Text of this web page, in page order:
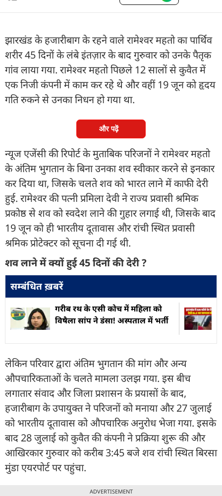
झारखंड के हजारीबाग के रहने वाले रामेश्वर महतो का पार्थिव
शरीर 45 दिनों के लंबे इंतज़ार के बाद गुरुवार को उनके पैतृक
गांव लाया गया. रामेश्वर महतो पिछले 12 सालों से कुवैत में
एक निजी कंपनी में काम कर रहे थे और वहीं 19 जून को हृदय
गति रुकने से उनका निधन हो गया था.
और पढ़ें
न्यूज एजेंसी की रिपोर्ट के मुताबिक परिजनों ने रामेश्वर महतो
के अंतिम भुगतान के बिना उनका शव स्वीकार करने से इनकार
कर दिया था, जिसके चलते शव को भारत लाने में काफी देरी
हुई. रामेश्वर की पत्नी प्रमिला देवी ने राज्य प्रवासी श्रमिक
प्रकोष्ठ से शव को स्वदेश लाने की गुहार लगाई थी, जिसके बाद
19 जून को ही भारतीय दूतावास और रांची स्थित प्रवासी
श्रमिक प्रोटेक्टर को सूचना दी गई थी.
शव लाने में क्यों हुई 45 दिनों की देरी ?
सम्बंधित ख़बरें
गरीब रथ के एसी कोच में महिला को
विषैला सांप ने डंसा! अस्पताल में भर्ती
लेकिन परिवार द्वारा अंतिम भुगतान की मांग और अन्य
औपचारिकताओं के चलते मामला उलझ गया. इस बीच
लगातार संवाद और जिला प्रशासन के प्रयासों के बाद,
हजारीबाग के उपायुक्त ने परिजनों को मनाया और 27 जुलाई
को भारतीय दूतावास को औपचारिक अनुरोध भेजा गया. इसके
बाद 28 जुलाई को कुवैत की कंपनी ने प्रक्रिया शुरू की और
आखिरकार गुरुवार को करीब 3:45 बजे शव रांची स्थित बिरसा
मुंडा एयरपोर्ट पर पहुंचा.
ADVERTISEMENT